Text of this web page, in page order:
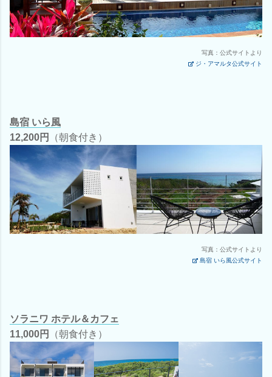
写真：公式サイトより
ジ・アマルタ公式サイト
島宿 いら風
12,200円
（朝食付き）
写真：公式サイトより
島宿 いら風公式サイト
ソラニワ ホテル＆カフェ
11,000円
（朝食付き）